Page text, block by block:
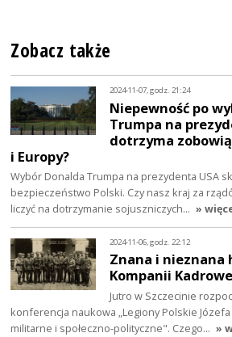
Zobacz także
2024-11-07, godz. 21:24
Niepewność po
Trumpa na
dotrzyma
i Europy?
Wybór Donalda Trumpa na prezydenta USA
bezpieczeństwo Polski. Czy nasz kraj za
liczyć na dotrzymanie sojuszniczych… »
2024-11-06, godz. 22:12
Znana i nieznana
Kompanii
Jutro w Szczecinie
konferencja naukowa „Legiony Polskie
militarne i społeczno-polityczne". Czego… »